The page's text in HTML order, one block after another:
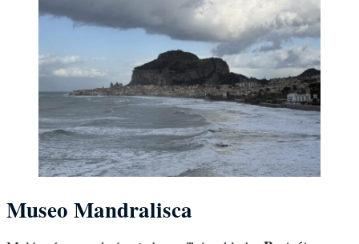
Museo Mandralisca